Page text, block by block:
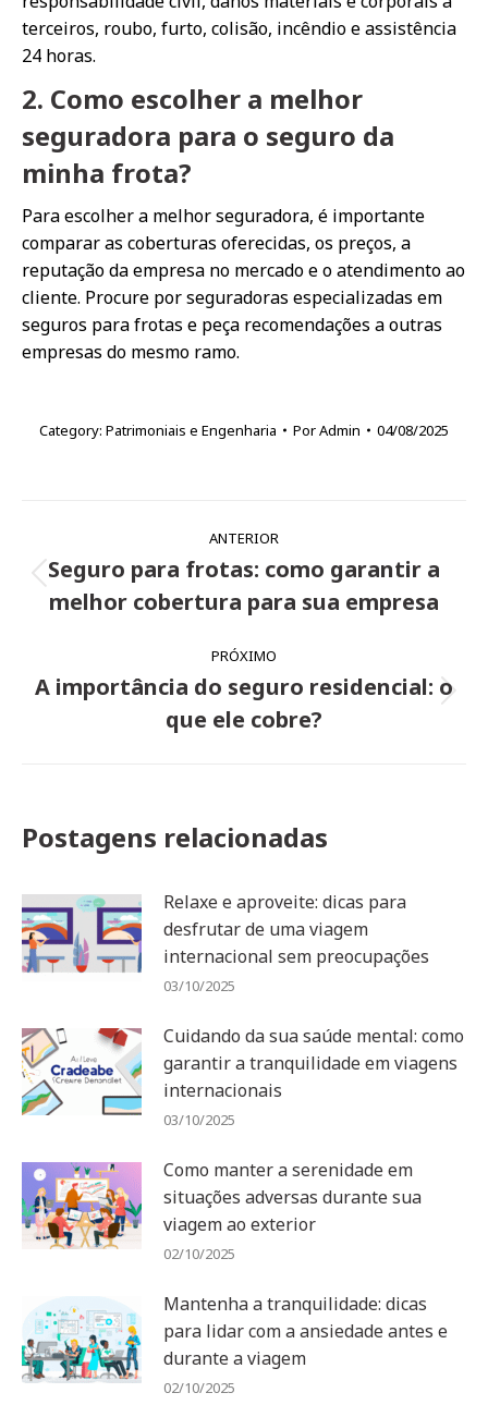
terceiros, roubo, furto, colisão, incêndio e assistência
24 horas.
2. Como escolher a melhor
seguradora para o seguro da
minha frota?
Para escolher a melhor seguradora, é importante
comparar as coberturas oferecidas, os preços, a
reputação da empresa no mercado e o atendimento ao
cliente. Procure por seguradoras especializadas em
seguros para frotas e peça recomendações a outras
empresas do mesmo ramo.
Category: Patrimoniais e Engenharia PorAdmin 04/08/2025
de
post:
ANTERIOR
Post
anterior:
Seguro para frotas: como garantir a
melhor cobertura para sua empresa
PRÓXIMO
Próximo
post:
A importância do seguro residencial: o
que ele cobre?
Postagens relacionadas
Relaxe e aproveite: dicas para
desfrutar de uma viagem
internacional sem preocupações
03/10/2025
Cuidando da sua saúde mental: como
garantir a tranquilidade em viagens
internacionais
03/10/2025
Como manter a serenidade em
situações adversas durante sua
viagem ao exterior
02/10/2025
Mantenha a tranquilidade: dicas
para lidar com a ansiedade antes e
durante a viagem
02/10/2025